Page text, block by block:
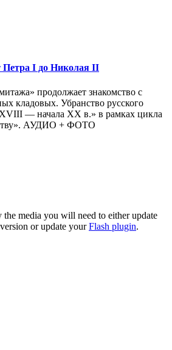
Петра I до Николая II
продолжает знакомство с
кладовых. Убранство русского
XVIII — начала XX в.» в рамках цикла
АУДИО + ФОТО
the media you will need to either update
or update yourFlash plugin.